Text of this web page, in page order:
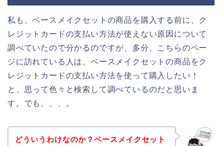
私も、ベースメイクセットの商品を購入する前に、ク
レジットカードの支払い方法が使えない原因について
調べていたので分かるのですが、多分、こちらのペー
ジに訪れている人は、ベースメイクセットの商品をク
レジットカードの支払い方法を使って購入したい！
と、思って色々と検索して調べているのだと思いま
す。でも、、、。
どういうわけなのか？ベースメイクセット